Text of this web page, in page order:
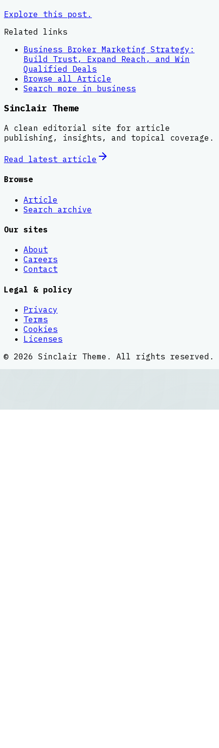
Explore this post.
Related links
Business Broker Marketing Strategy:
Build Trust, Expand Reach, and Win
Qualified Deals
Browse all Article
Search more in business
Sinclair Theme
A clean editorial site for article
publishing, insights, and topical coverage.
Read latest article
Browse
Article
Search archive
Our sites
About
Careers
Contact
Legal & policy
Privacy
Terms
Cookies
Licenses
© 2026 Sinclair Theme . All rights reserved.